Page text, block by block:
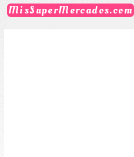
MisSuperMercados.com